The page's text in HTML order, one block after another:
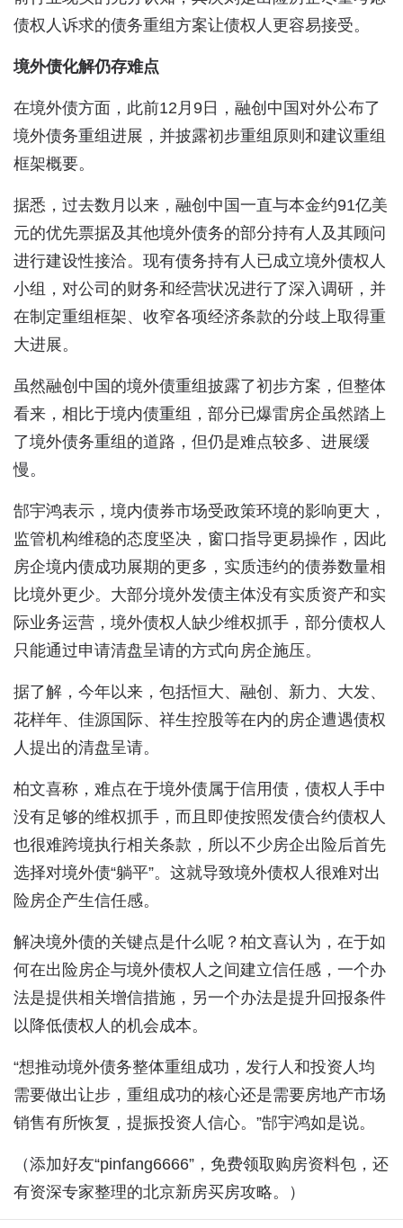
债权人诉求的债务重组方案让债权人更容易接受。
境外债化解仍存难点
在境外债方面，此前12月9日，融创中国对外公布了
境外债务重组进展，并披露初步重组原则和建议重组
框架概要。
据悉，过去数月以来，融创中国一直与本金约91亿美
元的优先票据及其他境外债务的部分持有人及其顾问
进行建设性接洽。现有债务持有人已成立境外债权人
小组，对公司的财务和经营状况进行了深入调研，并
在制定重组框架、收窄各项经济条款的分歧上取得重
大进展。
虽然融创中国的境外债重组披露了初步方案，但整体
看来，相比于境内债重组，部分已爆雷房企虽然踏上
了境外债务重组的道路，但仍是难点较多、进展缓
慢。
郜宇鸿表示，境内债券市场受政策环境的影响更大，
监管机构维稳的态度坚决，窗口指导更易操作，因此
房企境内债成功展期的更多，实质违约的债券数量相
比境外更少。大部分境外发债主体没有实质资产和实
际业务运营，境外债权人缺少维权抓手，部分债权人
只能通过申请清盘呈请的方式向房企施压。
据了解，今年以来，包括恒大、融创、新力、大发、
花样年、佳源国际、祥生控股等在内的房企遭遇债权
人提出的清盘呈请。
柏文喜称，难点在于境外债属于信用债，债权人手中
没有足够的维权抓手，而且即使按照发债合约债权人
也很难跨境执行相关条款，所以不少房企出险后首先
选择对境外债“躺平”。这就导致境外债权人很难对出
险房企产生信任感。
解决境外债的关键点是什么呢？柏文喜认为，在于如
何在出险房企与境外债权人之间建立信任感，一个办
法是提供相关增信措施，另一个办法是提升回报条件
以降低债权人的机会成本。
“想推动境外债务整体重组成功，发行人和投资人均
需要做出让步，重组成功的核心还是需要房地产市场
销售有所恢复，提振投资人信心。”郜宇鸿如是说。
（添加好友“pinfang6666”，免费领取购房资料包，还
有资深专家整理的北京新房买房攻略。）